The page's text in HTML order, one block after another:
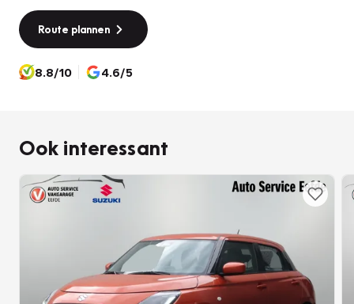
Route plannen
8.8/10 4.6/5
Ook interessant